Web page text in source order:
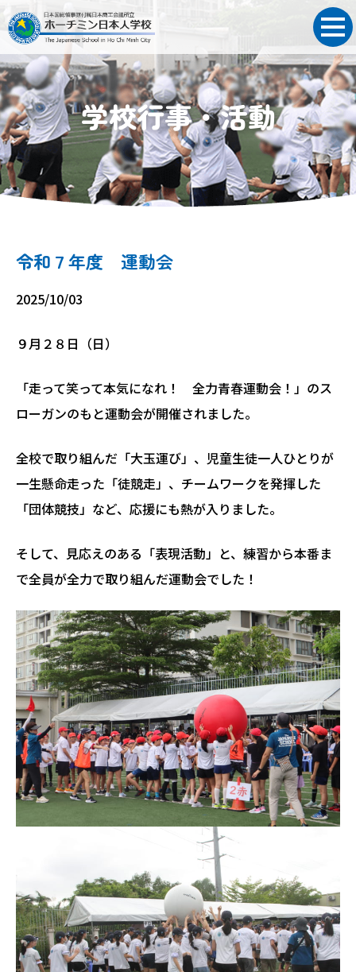
学校行事・活動
令和７年度 運動会
2025/10/03
９月２８日（日）
「走って笑って本気になれ！ 全力青春運動会！」のス
ローガンのもと運動会が開催されました。
全校で取り組んだ「大玉運び」、児童生徒一人ひとりが
一生懸命走った「徒競走」、チームワークを発揮した
「団体競技」など、応援にも熱が入りました。
そして、見応えのある「表現活動」と、練習から本番ま
で全員が全力で取り組んだ運動会でした！